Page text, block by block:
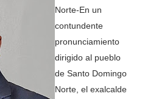
Norte-En un
contundente
pronunciamiento
dirigido al pueblo
de Santo Domingo
Norte, el exalcalde